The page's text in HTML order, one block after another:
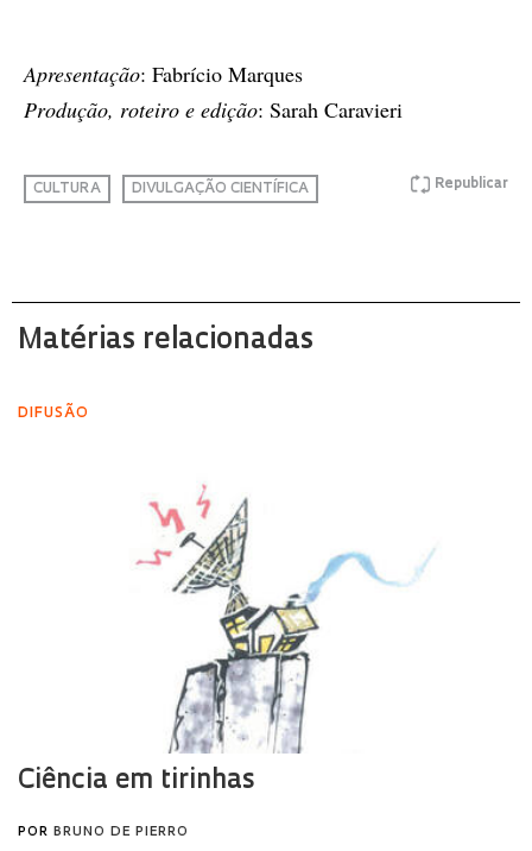
Apresentação: Fabrício Marques
Produção, roteiro e edição: Sarah Caravieri
Republicar
CULTURA DIVULGAÇÃO CIENTÍFICA